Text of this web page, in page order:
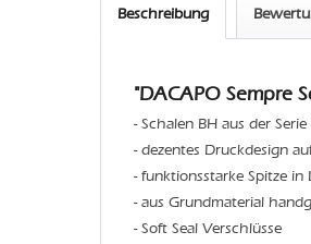
Beschreibung
"DACAPO Sempre
- Schalen BH aus der Serie
- dezentes Druckdesign
- funktionsstarke Spitze in
- aus Grundmaterial
- Soft Seal Verschlüsse